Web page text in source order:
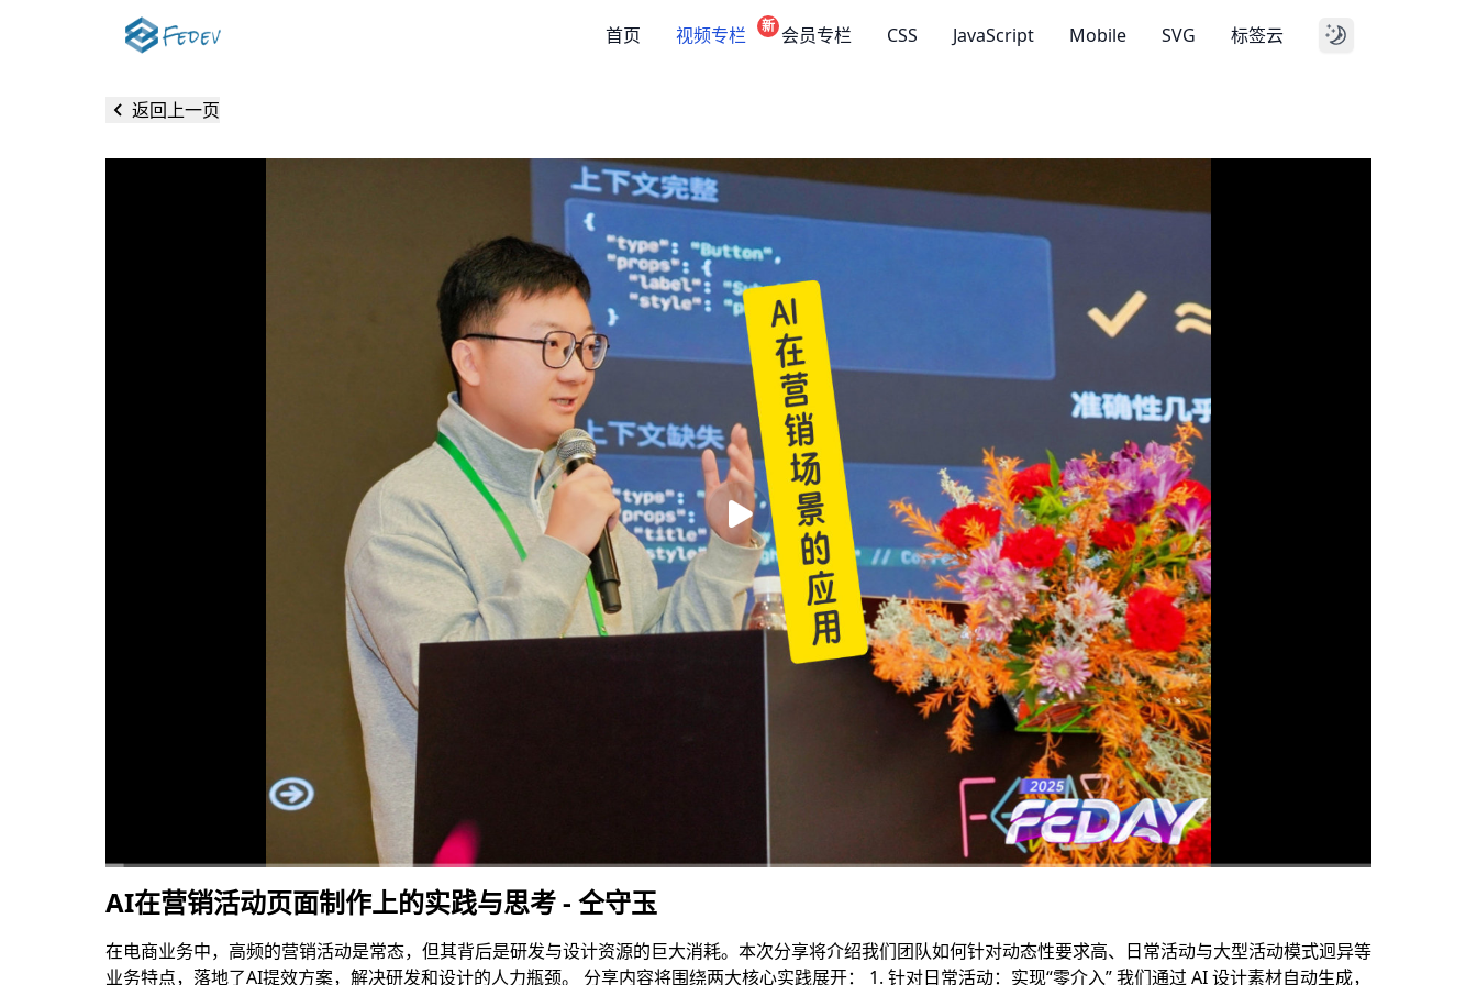
首页 视频专栏 新 会员专栏 CSS JavaScript Mobile SVG 标签云
返回上一页
00:00/29:21
AI在营销活动页面制作上的实践与思考 - 仝守玉
在电商业务中，高频的营销活动是常态，但其背后是研发与设计资源的巨大消耗。本次分享将介绍我们团队如何针对动态性要求高、日常活动与大型活动模式迥异等
业务特点，落地了AI提效方案，解决研发和设计的人力瓶颈。 分享内容将围绕两大核心实践展开： 1. 针对日常活动：实现“零介入” 我们通过 AI 设计素材自动生成，